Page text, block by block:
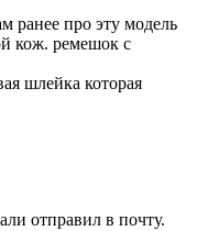
ранее про эту модель
кож. ремешок с
шлейка которая
отправил в почту.